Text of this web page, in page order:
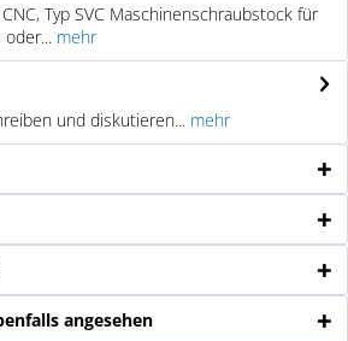
Typ SVC Maschinenschraubstock für
mehr
und diskutieren... mehr
angesehen